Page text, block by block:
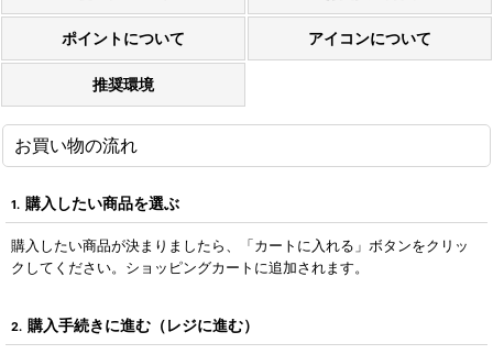
ポイントについて アイコンについて
推奨環境
お買い物の流れ
1. 購入したい商品を選ぶ
購入したい商品が決まりましたら、「カートに入れる」ボタンをクリッ
クしてください。ショッピングカートに追加されます。
2. 購入手続きに進む（レジに進む）